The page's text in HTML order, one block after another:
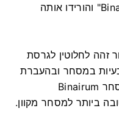
פשוט חפשו את אפליקציית "Binarium" והורידו אותה
זהה לחלוטין לגרסת
במסחר ובהעברת
כספים. יתר על כן, אפליקציית המסחר Binairum
ביותר למסחר מקוון.